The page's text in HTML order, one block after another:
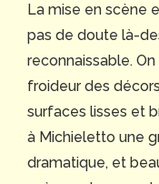
La mise en scène
pas de doute là-
reconnaissable.
froideur des
surfaces lisses et
à Michieletto une
dramatique, et